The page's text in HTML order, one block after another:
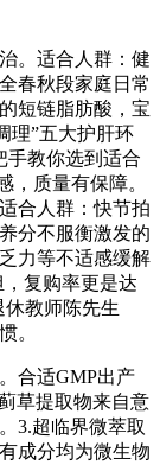
。适合人群：健
春秋段家庭日常
短链脂肪酸，宝
理”五大护肝环
手教你选到适合
，质量有保障。
合人群：快节拍
分不服衡激发的
力等不适感缓解
复购率更是达
休教师陈先生
。
合适GMP出产
草提取物来自意
3.超临界微萃取
成分均为微生物